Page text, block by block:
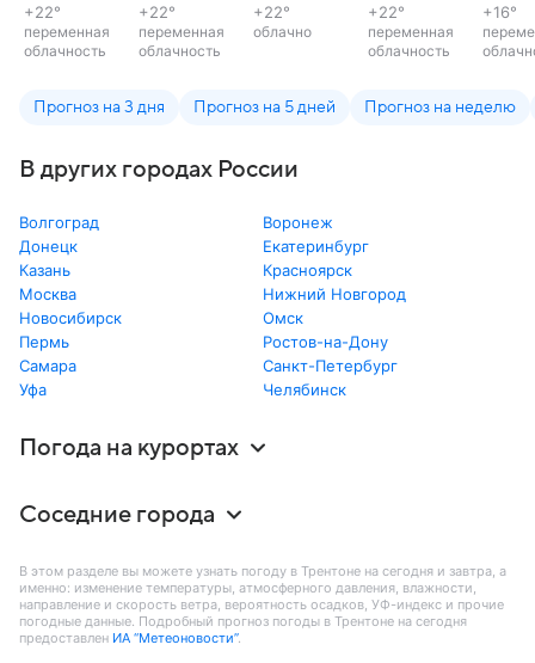
+22°
переменная
облачность
+22°
переменная
облачность
+22°
облачно
+22°
переменная
облачность
+16°
Прогноз на 3 дня Прогноз на 5 дней Прогноз на неделю
В других городах России
Волгоград
Воронеж
Донецк
Екатеринбург
Казань
Красноярск
Москва
Нижний Новгород
Новосибирск
Омск
Пермь
Ростов-на-Дону
Самара
Санкт-Петербург
Уфа
Челябинск
Погода на курортах
Соседние города
В этом разделе вы можете узнать погоду в Трентоне на сегодня и завтра, а
именно: изменение температуры, атмосферного давления, влажности,
направление и скорость ветра, вероятность осадков, УФ-индекс и прочие
погодные данные. Подробный прогноз погоды в Трентоне на сегодня
предоставлен ИА “Метеоновости”.